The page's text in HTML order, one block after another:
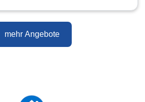
mehr Angebote